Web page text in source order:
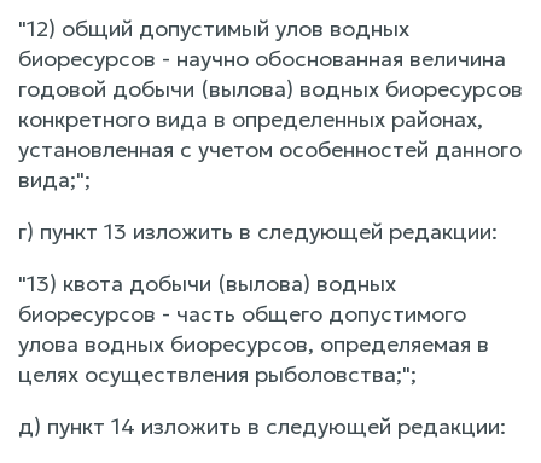
"12) общий допустимый улов водных
биоресурсов - научно обоснованная величина
годовой добычи (вылова) водных биоресурсов
конкретного вида в определенных районах,
установленная с учетом особенностей данного
вида;";
г) пункт 13 изложить в следующей редакции:
"13) квота добычи (вылова) водных
биоресурсов - часть общего допустимого
улова водных биоресурсов, определяемая в
целях осуществления рыболовства;";
д) пункт 14 изложить в следующей редакции: